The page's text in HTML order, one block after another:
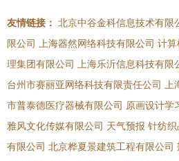
友情链接： 北京中谷金科信息技术有限
限公司
上海器然网络科技有限公司 计算
理集团有限公司
上海乐沂信息科技有限
台州市赛丽亚网络科技有限责任公司
市普泰德医疗器械有限公司 原画设计学
雅风文化传媒有限公司 天气预报 针纺织
有限公司 北京桦夏景建筑工程有限公司